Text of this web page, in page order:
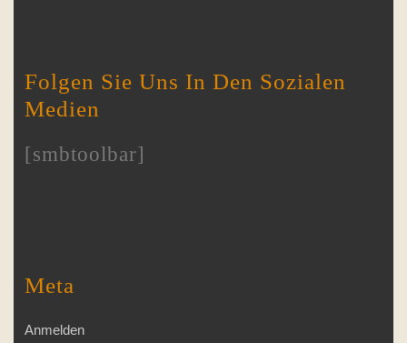
Folgen Sie Uns In Den Sozialen
Medien
[smbtoolbar]
Meta
Anmelden